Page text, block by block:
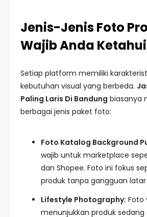
Jenis-Jenis Foto
Wajib Anda Ketahui
Setiap platform memiliki
kebutuhan visual yang berbeda.
Paling Laris Di Bandung biasanya
berbagai jenis paket foto:
Foto Katalog Background
wajib untuk marketplace
dan Shopee. Foto ini fokus
produk tanpa gangguan latar
Lifestyle Photography: Foto
menunjukkan produk sedang